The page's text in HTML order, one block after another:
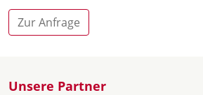
Zur Anfrage
Unsere Partner